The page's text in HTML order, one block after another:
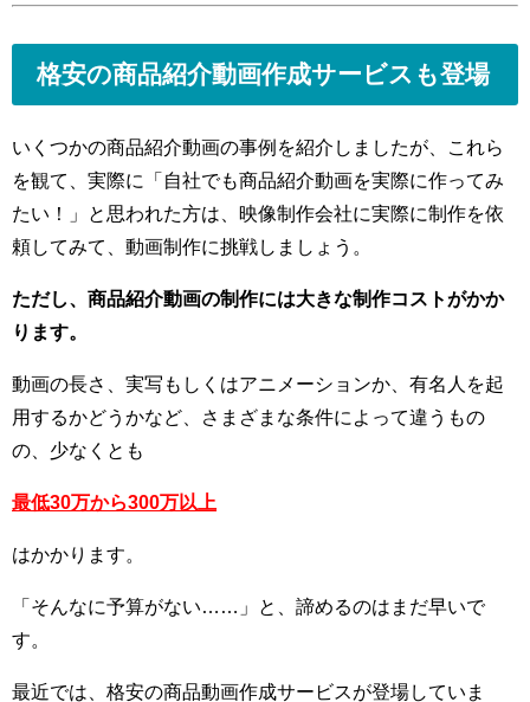
格安の商品紹介動画作成サービスも登場
いくつかの商品紹介動画の事例を紹介しましたが、これら
を観て、実際に「自社でも商品紹介動画を実際に作ってみ
たい！」と思われた方は、映像制作会社に実際に制作を依
頼してみて、動画制作に挑戦しましょう。
ただし、商品紹介動画の制作には大きな制作コストがかか
ります。
動画の長さ、実写もしくはアニメーションか、有名人を起
用するかどうかなど、さまざまな条件によって違うもの
の、少なくとも
最低30万から300万以上
はかかります。
「そんなに予算がない……」と、諦めるのはまだ早いで
す。
最近では、格安の商品動画作成サービスが登場していま